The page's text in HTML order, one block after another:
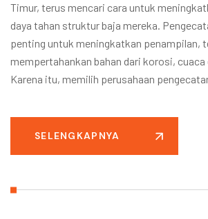
Timur, terus mencari cara untuk
daya tahan struktur baja mereka.
penting untuk meningkatkan penampilan,
mempertahankan bahan dari korosi,
Karena itu, memilih perusahaan
SELENGKAPNYA